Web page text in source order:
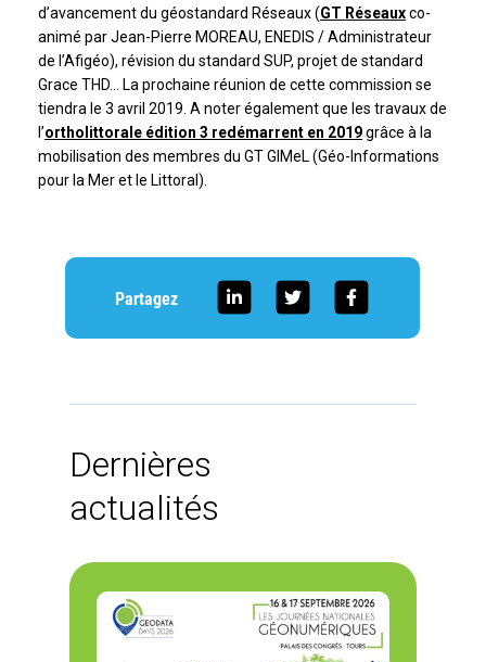
d’avancement du géostandard Réseaux (GT Réseauxco-
animé par Jean-Pierre MOREAU, ENEDIS / Administrateur
de l’Afigéo), révision du standard SUP, projet de standard
Grace THD… La prochaine réunion de cette commission se
tiendra le 3 avril 2019. A noter également que les travaux de
l’ortholittorale édition 3 redémarrent en 2019grâce à la
mobilisation des membres du GT GIMeL (Géo-Informations
pour la Mer et le Littoral).
Partagez
Dernières
actualités